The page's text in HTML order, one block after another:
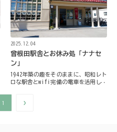
2025.12.04
曾根田駅舎とお休み処「ナナセ
ン」
1942年築の趣をそのままに、昭和レト
ロな駅舎とwifi完備の電車を活用した
1